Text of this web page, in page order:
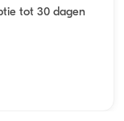
tot 30 dagen